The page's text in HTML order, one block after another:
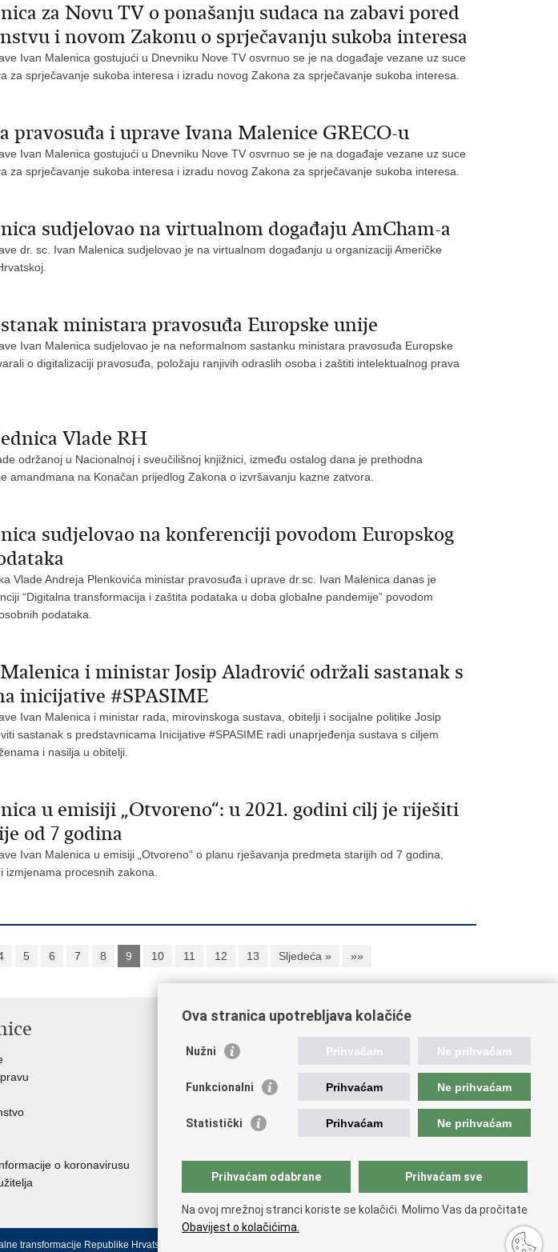
za Novu TV o ponašanju sudaca na zabavi pored
i novom Zakonu o sprječavanju sukoba interesa
Ivan Malenica gostujući u Dnevniku Nove TV osvrnuo se je na događaje vezane uz suce
za sprječavanje sukoba interesa i izradu novog Zakona za sprječavanje sukoba interesa.
pravosuđa i uprave Ivana Malenice GRECO-u
Ivan Malenica gostujući u Dnevniku Nove TV osvrnuo se je na događaje vezane uz suce
za sprječavanje sukoba interesa i izradu novog Zakona za sprječavanje sukoba interesa.
sudjelovao na virtualnom događaju AmCham-a
dr. sc. Ivan Malenica sudjelovao je na virtualnom događanju u organizaciji Američke
ministara pravosuđa Europske unije
Ivan Malenica sudjelovao je na neformalnom sastanku ministara pravosuđa Europske
o digitalizaciji pravosuđa, položaju ranjivih odraslih osoba i zaštiti intelektualnog prava
Vlade RH
održanoj u Nacionalnoj i sveučilišnoj knjižnici, između ostalog dana je prethodna
amandmana na Konačan prijedlog Zakona o izvršavanju kazne zatvora.
sudjelovao na konferenciji povodom Europskog
Vlade Andreja Plenkovića ministar pravosuđa i uprave dr.sc. Ivan Malenica danas je
“Digitalna transformacija i zaštita podataka u doba globalne pandemije” povodom
podataka.
i ministar Josip Aladrović održali sastanak s
inicijative #SPASIME
Ivan Malenica i ministar rada, mirovinskoga sustava, obitelji i socijalne politike Josip
sastanak s predstavnicama Inicijative #SPASIME radi unaprjeđenja sustava s ciljem
i nasilja u obitelji.
u emisiji „Otvoreno“: u 2021. godini cilj je riješiti
od 7 godina
Ivan Malenica u emisiji „Otvoreno“ o planu rješavanja predmeta starijih od 7 godina,
izmjenama procesnih zakona.
5 6 7 8 9 10 11 12 13 Sljedeća » »»
o koronavirusu
Poveznice pravosudnog sustava
Portal sudova
Državno odvjetništvo
Ured za suzbijanje korupcije i organiziranog kriminaliteta
Državnoodvjetničko vijeće
Hrvatska odvjetnička komora
Hrvatska javnobilježnička komora
transformacije Republike Hrvatske.
Ova stranica upotrebljava kolačiće
Nužni Prihvaćam Ne prihvaćam
Funkcionalni Prihvaćam Ne prihvaćam
Statistički Prihvaćam Ne prihvaćam
Prihvaćam odabrane Prihvaćam sve
Na ovoj mrežnoj stranci koriste se kolačići. Molimo Vas da pročitate
Obavijest o kolačićima.